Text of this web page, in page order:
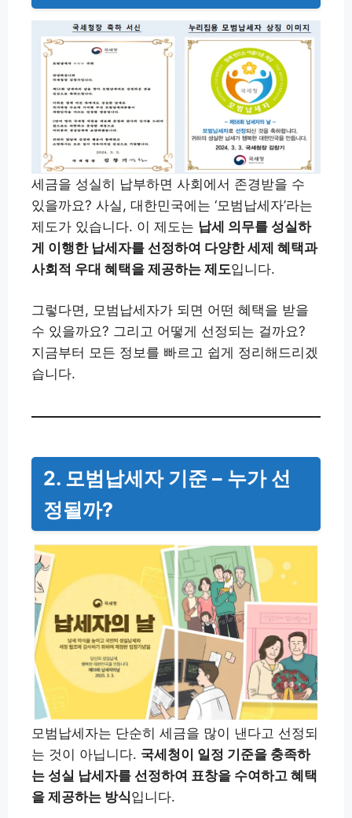
세금을 성실히 납부하면 사회에서 존경받을 수
있을까요? 사실, 대한민국에는 ‘모범납세자’라는
제도가 있습니다. 이 제도는 납세 의무를 성실하
게 이행한 납세자를 선정하여 다양한 세제 혜택과
사회적 우대 혜택을 제공하는 제도입니다.
그렇다면, 모범납세자가 되면 어떤 혜택을 받을
수 있을까요? 그리고 어떻게 선정되는 걸까요?
지금부터 모든 정보를 빠르고 쉽게 정리해드리겠
습니다.
2. 모범납세자 기준 – 누가 선
정될까?
모범납세자는 단순히 세금을 많이 낸다고 선정되
는 것이 아닙니다. 국세청이 일정 기준을 충족하
는 성실 납세자를 선정하여 표창을 수여하고 혜택
을 제공하는 방식입니다.